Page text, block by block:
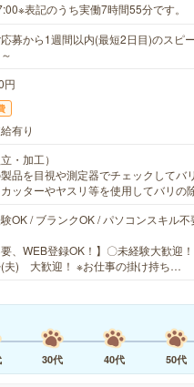
表記のうち実働7時間55分です。
募から1週間以内(最短2日目)のスピ
円
有り
・加工）
品を目視や測定器でチェックしてバ
ッターやヤスリ等を使用してバリの
OK / ブランクOK / パソコンスキル不
要、WEB登録OK！】〇未経験大歓迎
(夫) 大歓迎！ ※お仕事の掛け持ち…
30代 40代 50代